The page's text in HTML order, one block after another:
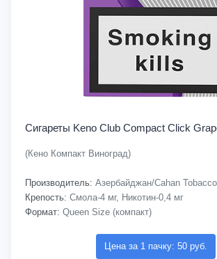
Сигареты Keno Club Compact Click
(Кено Компакт Виноград)
Производитель: Азербайджан/Cahan
Крепость: Смола-4 мг, Никотин-0,4 мг
Формат: Queen Size (компакт)
Цена за 1 пачку: 50 руб.